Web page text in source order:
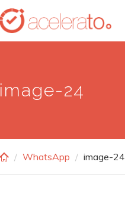
image-24
WhatsApp image-24